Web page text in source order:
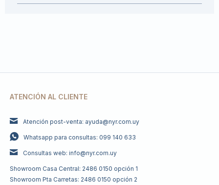
ATENCIÓN AL CLIENTE
Atención post-venta: ayuda@nyr.com.uy
Whatsapp para consultas: 099 140 633
Consultas web: info@nyr.com.uy
Showroom Casa Central: 2486 0150 opción 1
Showroom Pta Carretas: 2486 0150 opción 2